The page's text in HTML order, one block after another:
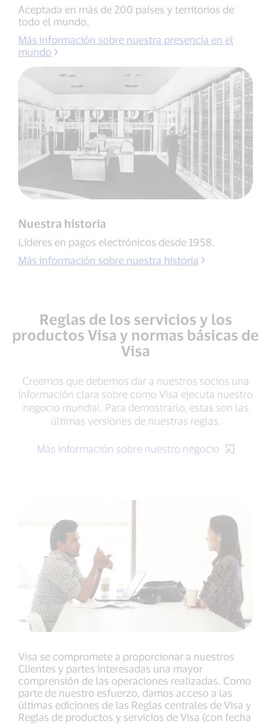
Aceptada en más de 200 países y territorios de
todo el mundo.
Más información sobre nuestra presencia en el
mundo
Nuestra historia
Líderes en pagos electrónicos desde 1958.
Más información sobre nuestra historia
Reglas de los servicios y los
productos Visa y normas básicas de
Visa
Creemos que debemos dar a nuestros socios una
información clara sobre como Visa ejecuta nuestro
negocio mundial. Para demostrarlo, estas son las
últimas versiones de nuestras reglas.
Más información sobre nuestro negocio
Visa se compromete a proporcionar a nuestros
Clientes y partes interesadas una mayor
comprensión de las operaciones realizadas. Como
parte de nuestro esfuerzo, damos acceso a las
últimas ediciones de las Reglas centrales de Visa y
Reglas de productos y servicios de Visa (con fecha